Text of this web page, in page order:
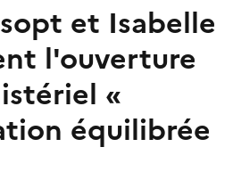
et Isabelle
l'ouverture
«
équilibrée